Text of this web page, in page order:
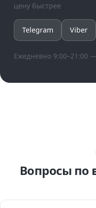
цену быстрее
Telegram Viber
Ежедневно 9:00–21:00 —
Вопросы по